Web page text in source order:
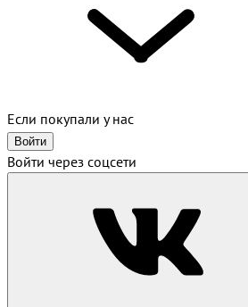
Если покупали у нас
Войти
Войти через соцсети